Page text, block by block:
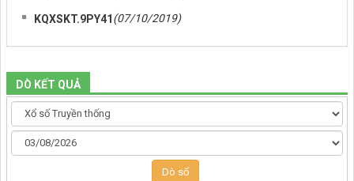
KQXSKT.9PY41 (07/10/2019)
DÒ KẾT QUẢ
Dò số